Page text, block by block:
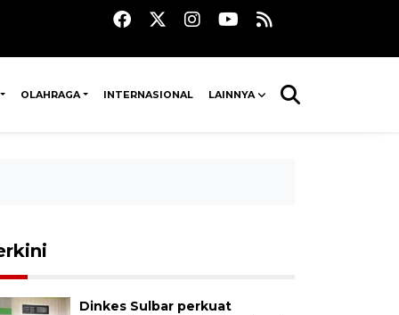
OLAHRAGA INTERNASIONAL LAINNYA
Dinkes Sulbar perkuat